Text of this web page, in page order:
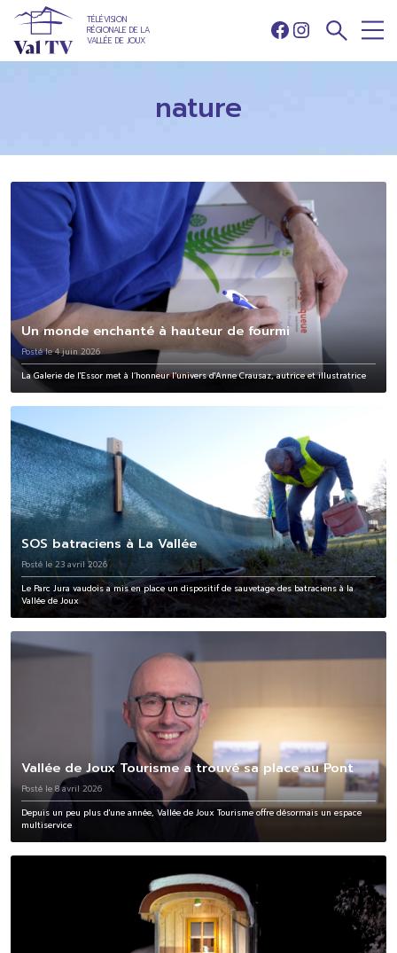
TÉLÉVISION
RÉGIONALE DE LA
VALLÉE DE JOUX
Facebook
Instagram
nature
Un monde enchanté à hauteur de fourmi
Posté le 4 juin 2026
La Galerie de l'Essor met à l’honneur l’univers d'Anne Crausaz, autrice et illustratrice
SOS batraciens à La Vallée
Posté le 23 avril 2026
Le Parc Jura vaudois a mis en place un dispositif de sauvetage des batraciens à la
Vallée de Joux
Vallée de Joux Tourisme a trouvé sa place au Pont
Posté le 8 avril 2026
Depuis un peu plus d'une année, Vallée de Joux Tourisme offre désormais un espace
multiservice